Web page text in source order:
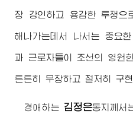
장 강인하고 용감한 투쟁으
해나가는데서 나서는 중요
과 근로자들이 조선의 영원
튼튼히 무장하고 철저히 구현
경애하는 김정은동지 께서